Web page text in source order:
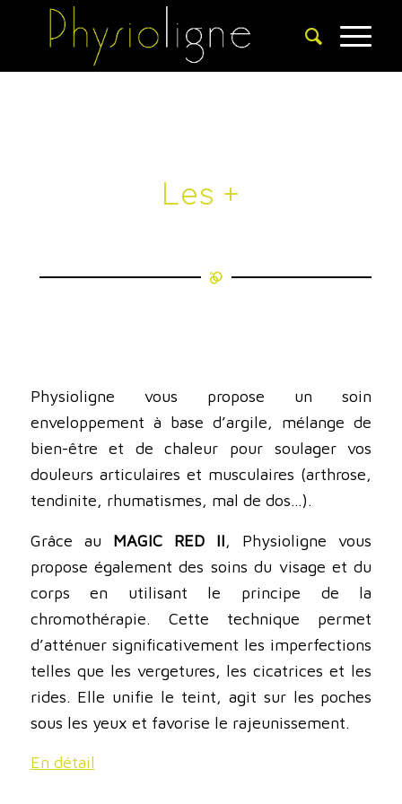
Les +
Physioligne vous propose un soin
enveloppement à base d’argile, mélange de
bien-être et de chaleur pour soulager vos
douleurs articulaires et musculaires (arthrose,
tendinite, rhumatismes, mal de dos…).
Grâce au MAGIC RED II, Physioligne vous
propose également des soins du visage et du
corps en utilisant le principe de la
chromothérapie. Cette technique permet
d’atténuer significativement les imperfections
telles que les vergetures, les cicatrices et les
rides. Elle unifie le teint, agit sur les poches
sous les yeux et favorise le rajeunissement.
En détail